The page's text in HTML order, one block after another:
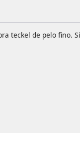
teckel de pelo